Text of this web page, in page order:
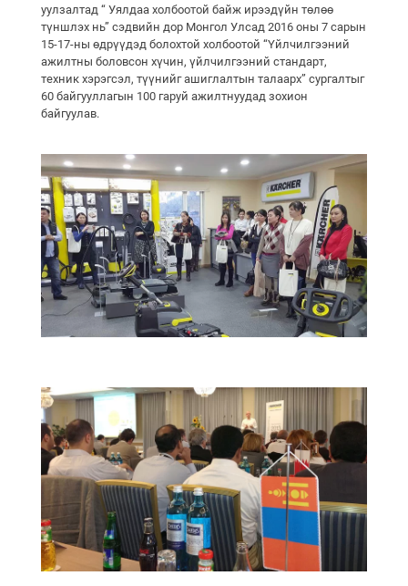
уулзалтад “ Уялдаа холбоотой байж ирээдүйн төлөө
түншлэх нь” сэдвийн дор Монгол Улсад 2016 оны 7 сарын
15-17-ны өдрүүдэд болохтой холбоотой “Үйлчилгээний
ажилтны боловсон хүчин, үйлчилгээний стандарт,
техник хэрэгсэл, түүнийг ашиглалтын талаарх” сургалтыг
60 байгууллагын 100 гаруй ажилтнуудад зохион
байгуулав.